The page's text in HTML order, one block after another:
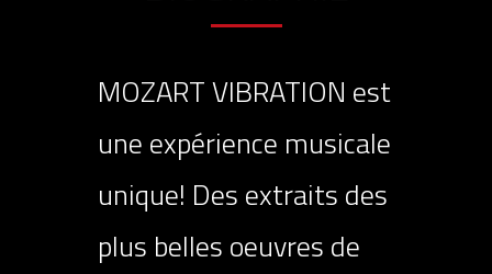
MOZART VIBRATION est
une expérience musicale
unique! Des extraits des
plus belles oeuvres de